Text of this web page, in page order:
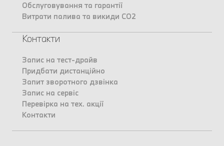
Обслуговування та гарантії
Витрати палива та викиди CO2
Контакти
Запис на тест-драйв
Придбати дистанційно
Запит зворотного дзвінка
Запис на сервіс
Перевірка на тех. акції
Контакти